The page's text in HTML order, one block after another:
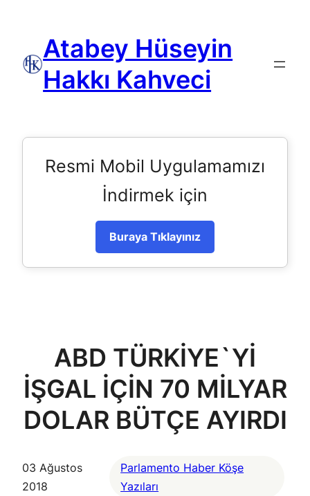
Atabey Hüseyin
Hakkı Kahveci
Resmi Mobil Uygulamamızı
İndirmek için
Buraya Tıklayınız
ABD TÜRKİYE`Yİ
İŞGAL İÇİN 70 MİLYAR
DOLAR BÜTÇE AYIRDI
03 Ağustos
2018
Parlamento Haber Köşe
Yazıları